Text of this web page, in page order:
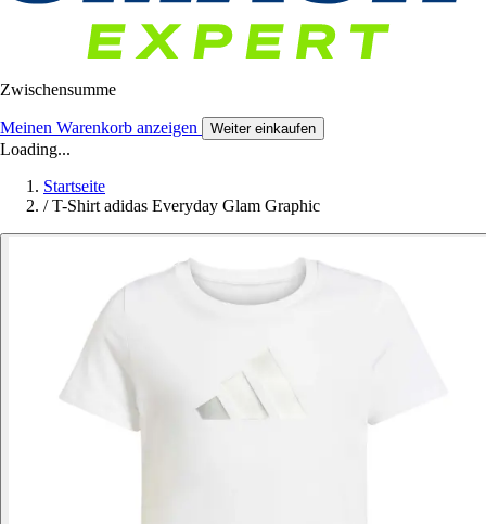
Zwischensumme
Meinen Warenkorb anzeigen Weiter einkaufen
Loading...
Startseite
/ T-Shirt adidas Everyday Glam Graphic